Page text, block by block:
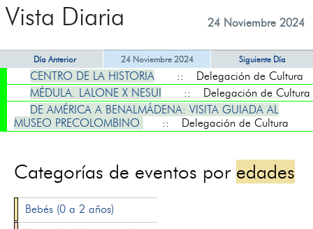
Vista Diaria 24 Noviembre 2024
Día Anterior 24 Noviembre 2024 Siguiente Día
CENTRO DE LA HISTORIA
:: Delegación de Cultura
MÉDULA. LALONE X NESUI
:: Delegación de Cultura
DE AMÉRICA A BENALMÁDENA: VISITA GUIADA AL
MUSEO PRECOLOMBINO
:: Delegación de Cultura
Categorías de eventos por edades
Bebés (0 a 2 años)